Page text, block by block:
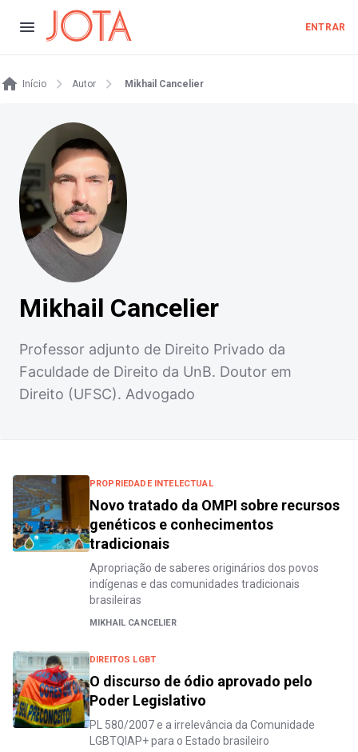
ENTRAR
Início Autor Mikhail Cancelier
Mikhail Cancelier
Professor adjunto de Direito Privado da
Faculdade de Direito da UnB. Doutor em
Direito (UFSC). Advogado
PROPRIEDADE INTELECTUAL
Novo tratado da OMPI sobre recursos
genéticos e conhecimentos
tradicionais
Apropriação de saberes originários dos povos
indígenas e das comunidades tradicionais
brasileiras
MIKHAIL CANCELIER
DIREITOS LGBT
O discurso de ódio aprovado pelo
Poder Legislativo
PL 580/2007 e a irrelevância da Comunidade
LGBTQIAP+ para o Estado brasileiro